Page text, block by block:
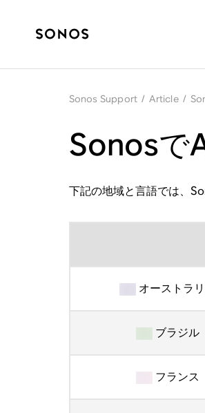
Sonos Support / Article /
Sonosで
下記の地域と言語では、
オーストラ
ブラジル
フランス